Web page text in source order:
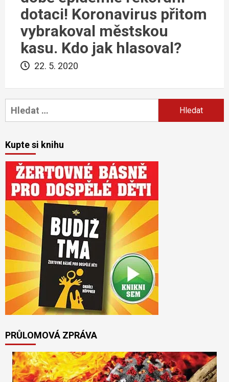
dotaci! Koronavirus přitom
vybrakoval městskou
kasu. Kdo jak hlasoval?
22. 5. 2020
Vyhledávání
Kupte si knihu
PRŮLOMOVÁ ZPRÁVA